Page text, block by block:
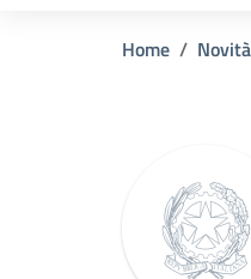
Home Novità